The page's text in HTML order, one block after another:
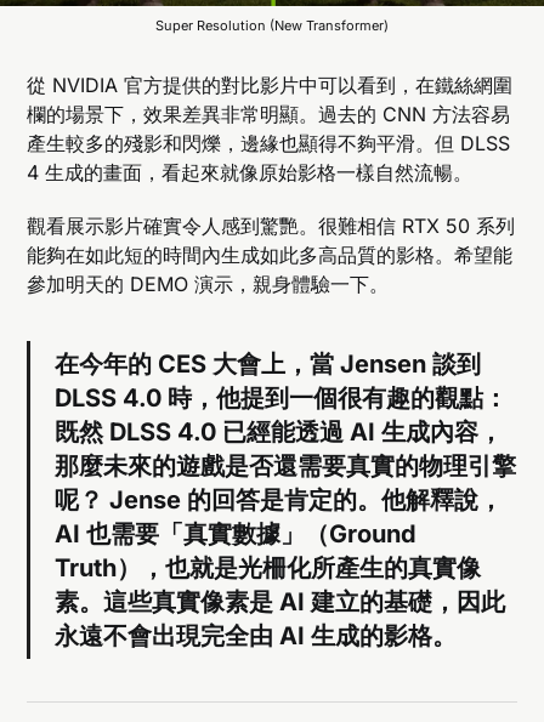
Super Resolution (New Transformer)
從 NVIDIA 官方提供的對比影片中可以看到，在鐵絲網圍
欄的場景下，效果差異非常明顯。過去的 CNN 方法容易
產生較多的殘影和閃爍，邊緣也顯得不夠平滑。但 DLSS
4 生成的畫面，看起來就像原始影格一樣自然流暢。
觀看展示影片確實令人感到驚艷。很難相信 RTX 50 系列
能夠在如此短的時間內生成如此多高品質的影格。希望能
參加明天的 DEMO 演示，親身體驗一下。
在今年的 CES 大會上，當 Jensen 談到
DLSS 4.0 時，他提到一個很有趣的觀點：
既然 DLSS 4.0 已經能透過 AI 生成內容，
那麼未來的遊戲是否還需要真實的物理引擎
呢？ Jense 的回答是肯定的。他解釋說，
AI 也需要「真實數據」（Ground
Truth），也就是光柵化所產生的真實像
素。這些真實像素是 AI 建立的基礎，因此
永遠不會出現完全由 AI 生成的影格。